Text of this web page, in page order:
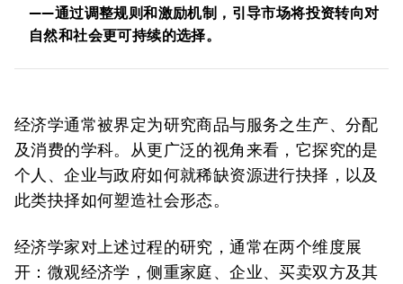
——通过调整规则和激励机制，引导市场将投资转向对
自然和社会更可持续的选择。
经济学通常被界定为研究商品与服务之生产、分配
及消费的学科。从更广泛的视角来看，它探究的是
个人、企业与政府如何就稀缺资源进行抉择，以及
此类抉择如何塑造社会形态。
经济学家对上述过程的研究，通常在两个维度展
开：微观经济学，侧重家庭、企业、买卖双方及其